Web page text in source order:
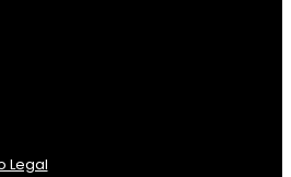
Legal